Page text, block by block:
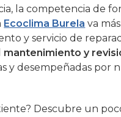
la competencia de
Ecoclima Burela va
y servicio de
mantenimiento y
y desempeñadas por
Descubre un